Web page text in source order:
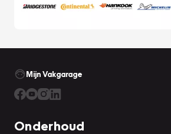
Mijn Vakgarage
Onderhoud